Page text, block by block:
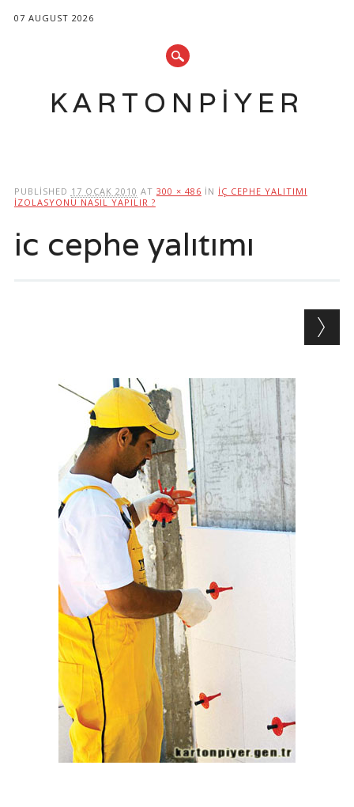
07 AUGUST 2026
KARTONPIYER
content
PUBLISHED 17 OCAK 2010 AT 300 × 486 IN IÇ CEPHE YALITIMI
IZOLASYONU NASIL YAPILIR ?
ic cephe yalıtımı